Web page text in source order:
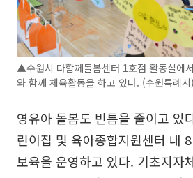
▲수원시 다함께돌봄센터 1호점 활동실에
와 함께 체육활동을 하고 있다. (수원특례시)
영유아 돌봄도 빈틈을 줄이고 있
린이집 및 육아종합지원센터 내
보육을 운영하고 있다. 기초지자